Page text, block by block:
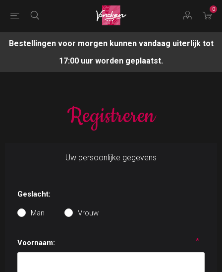
0
Bestellingen voor morgen kunnen vandaag uiterlijk tot
17:00 uur worden geplaatst.
Registreren
Uw persoonlijke gegevens
Geslacht:
Man Vrouw
Voornaam: *